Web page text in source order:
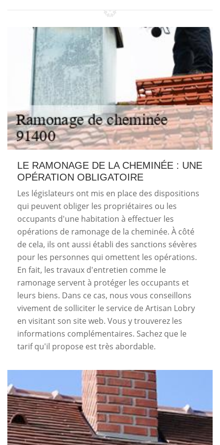
LE RAMONAGE DE LA CHEMINÉE : UNE
OPÉRATION OBLIGATOIRE
Les législateurs ont mis en place des dispositions
qui peuvent obliger les propriétaires ou les
occupants d'une habitation à effectuer les
opérations de ramonage de la cheminée. À côté
de cela, ils ont aussi établi des sanctions sévères
pour les personnes qui omettent les opérations.
En fait, les travaux d'entretien comme le
ramonage servent à protéger les occupants et
leurs biens. Dans ce cas, nous vous conseillons
vivement de solliciter le service de Artisan Lobry
en visitant son site web. Vous y trouverez les
informations complémentaires. Sachez que le
tarif qu'il propose est très abordable.